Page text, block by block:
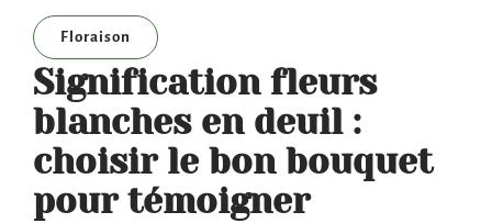
Floraison
Signification fleurs
blanches en deuil :
choisir le bon bouquet
pour témoigner